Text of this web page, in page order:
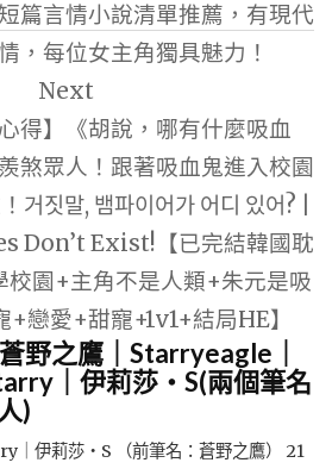
篇言情小說清單推薦，有現代
，每位女主角獨具魅力！
Next
得】《胡說，哪有什麼吸血
煞眾人！跟著吸血鬼進入校園
짓말, 뱀파이어가 어디 있어? |
Don’t Exist!【已完結韓國耽
園+主角不是人類+朱元是吸
戀愛+甜寵+1v1+結局HE】
蒼野之鷹｜Starryeagle｜
｜伊莉莎・S(兩個筆名
)
｜伊莉莎・S （前筆名：蒼野之鷹） 21